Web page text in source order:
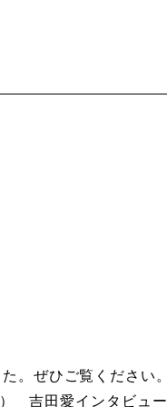
。ぜひご覧ください。
吉田愛インタビュー